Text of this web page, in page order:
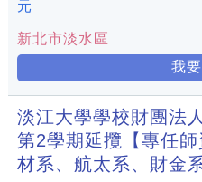
元
新北市淡水區
我
淡江大學學校財團法
第2學期延攬【專任
材系、航太系、財金